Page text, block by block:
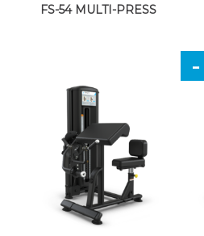
FS-54 MULTI-PRESS